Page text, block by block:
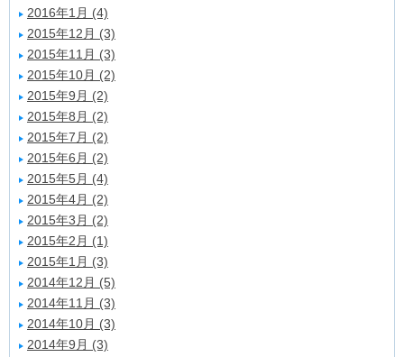
2016年1月 (4)
2015年12月 (3)
2015年11月 (3)
2015年10月 (2)
2015年9月 (2)
2015年8月 (2)
2015年7月 (2)
2015年6月 (2)
2015年5月 (4)
2015年4月 (2)
2015年3月 (2)
2015年2月 (1)
2015年1月 (3)
2014年12月 (5)
2014年11月 (3)
2014年10月 (3)
2014年9月 (3)